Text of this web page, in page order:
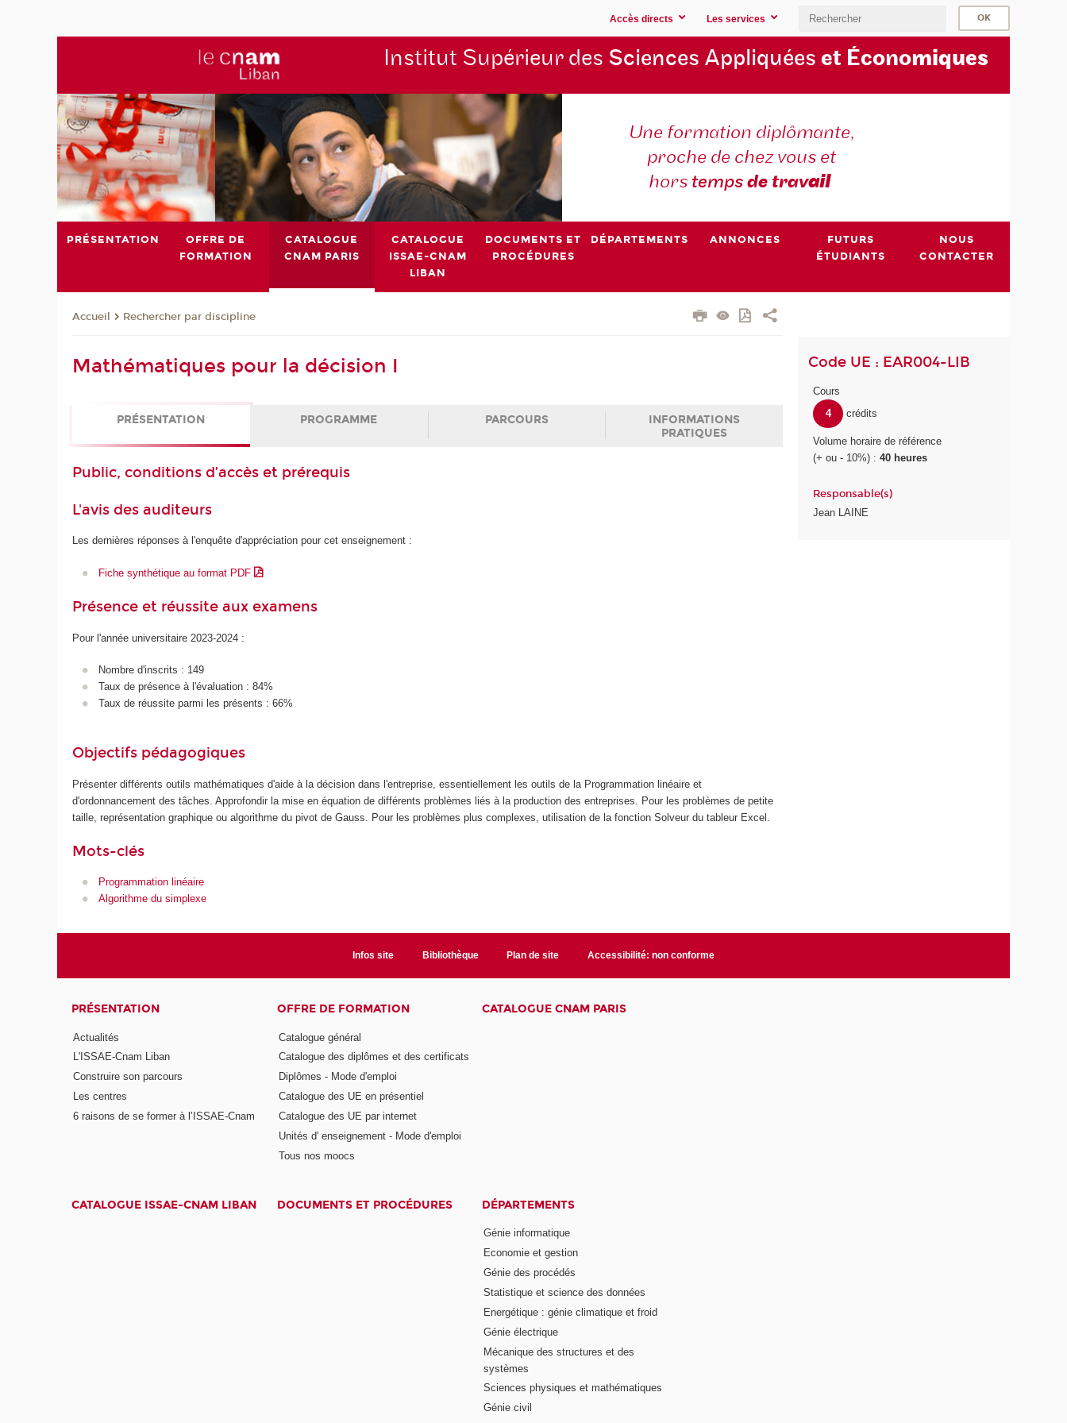
Accès directs Les services
Institut Supérieur des Sciences Appliquées et Économiques
Une formation diplômante,
proche de chez vous et
hors tempsde travail
PRÉSENTATION
OFFRE DE
FORMATION
CATALOGUE
CNAM PARIS
CATALOGUE
ISSAE-CNAM
LIBAN
DOCUMENTS ET
PROCÉDURES
DÉPARTEMENTS ANNONCES
FUTURS
ÉTUDIANTS
NOUS
CONTACTER
Accueil Rechercher par discipline
Mathématiques pour la décision I
PRÉSENTATION PROGRAMME PARCOURS
INFORMATIONS
PRATIQUES
Public, conditions d’accès et prérequis
L'avis des auditeurs
Les dernières réponses à l'enquête d'appréciation pour cet enseignement :
Fiche synthétique au format PDF
Présence et réussite aux examens
Pour l'année universitaire 2023-2024 :
Nombre d'inscrits : 149
Taux de présence à l'évaluation : 84%
Taux de réussite parmi les présents : 66%
Objectifs pédagogiques
Présenter différents outils mathématiques d'aide à la décision dans l'entreprise, essentiellement les outils de la Programmation linéaire et
d'ordonnancement des tâches. Approfondir la mise en équation de différents problèmes liés à la production des entreprises. Pour les problèmes de petite
taille, représentation graphique ou algorithme du pivot de Gauss. Pour les problèmes plus complexes, utilisation de la fonction Solveur du tableur Excel.
Mots-clés
Programmation linéaire
Algorithme du simplexe
Code UE : EAR004-LIB
Cours
4
crédits
Volume horaire de référence
(+ ou - 10%) :40 heures
Responsable(s)
Jean LAINE
Infos site Bibliothèque Plan de site Accessibilité: non conforme
PRÉSENTATION
Actualités
L'ISSAE-Cnam Liban
Construire son parcours
Les centres
6 raisons de se former à l’ISSAE-Cnam
OFFRE DE FORMATION
Catalogue général
Catalogue des diplômes et des certificats
Diplômes - Mode d'emploi
Catalogue des UE en présentiel
Catalogue des UE par internet
Unités d' enseignement - Mode d'emploi
Tous nos moocs
CATALOGUE CNAM PARIS
CATALOGUE ISSAE-CNAM LIBAN DOCUMENTS ET PROCÉDURES DÉPARTEMENTS
Génie informatique
Economie et gestion
Génie des procédés
Statistique et science des données
Energétique : génie climatique et froid
Génie électrique
Mécanique des structures et des
systèmes
Sciences physiques et mathématiques
Génie civil